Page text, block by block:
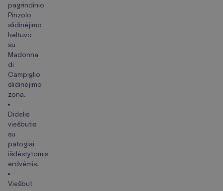
pagrindinio
Pinzolo
slidinėjimo
keltuvo
su
Madonna
di
Campiglio
slidinėjimo
zona.
Didelis
viešbutis
su
patogiai
išdėstytomis
erdvėmis.
Viešbut